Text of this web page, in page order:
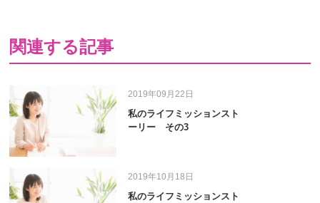
関連する記事
2019年09月22日
私のライフミッションスト
ーリー その3
2019年10月18日
私のライフミッションスト